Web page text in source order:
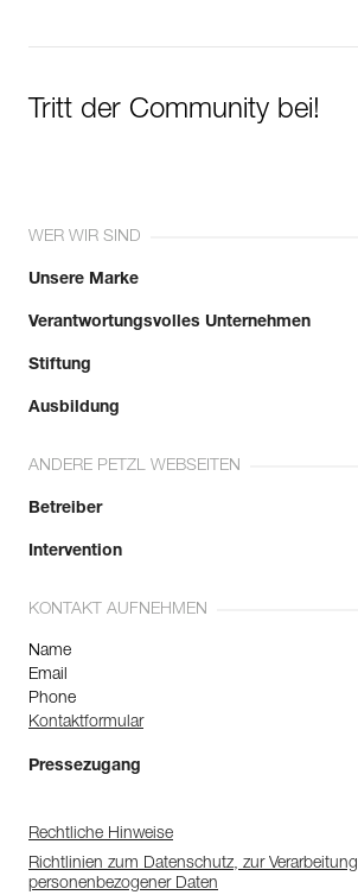
Tritt der Community bei!
WER WIR SIND
Unsere Marke
Verantwortungsvolles Unternehmen
Stiftung
Ausbildung
ANDERE PETZL WEBSEITEN
Betreiber
Intervention
KONTAKT AUFNEHMEN
Name
Email
Phone
Kontaktformular
Pressezugang
Rechtliche Hinweise
Richtlinien zum Datenschutz, zur Verarbeitung
personenbezogener Daten